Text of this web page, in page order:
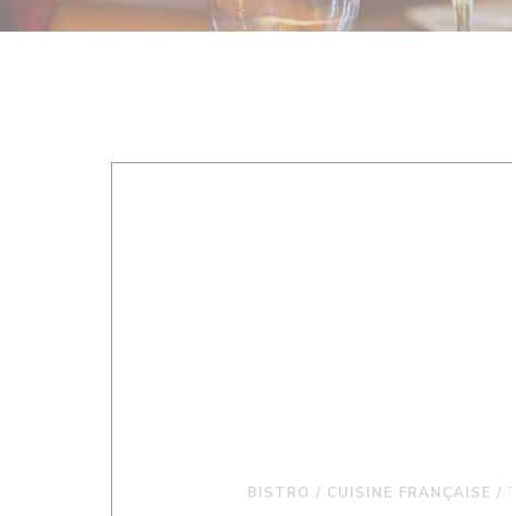
BISTRO / CUISINE FRANÇAISE /